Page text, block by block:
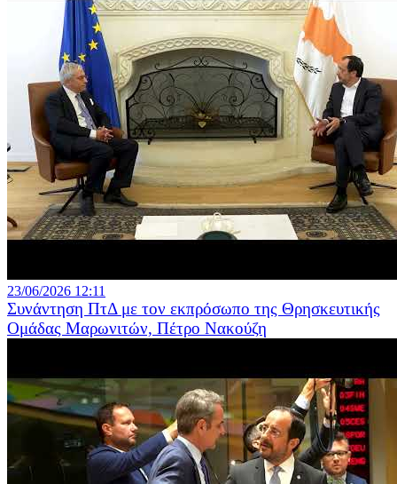
23/06/2026 12:11
Συνάντηση ΠτΔ με τον εκπρόσωπο της Θρησκευτικής
Ομάδας Μαρωνιτών, Πέτρο Νακούζη